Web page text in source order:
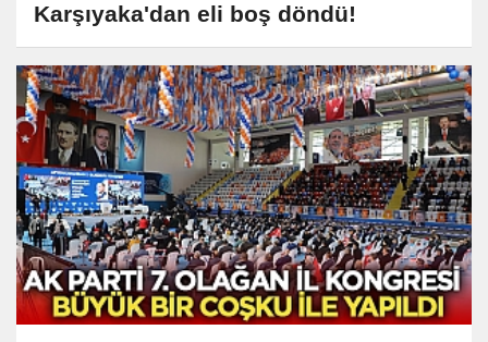
Karşıyaka'dan eli boş döndü!